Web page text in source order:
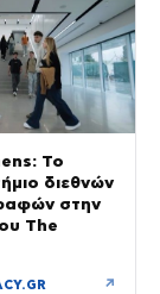
Το
διεθνών
στην
The
↗